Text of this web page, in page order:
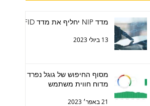
מדד NIP יחליף את מדד FID
13 ביולי 2023
מסוף החיפוש של גוגל נפרד
מדוח חווית משתמש
21 באפר׳ 2023